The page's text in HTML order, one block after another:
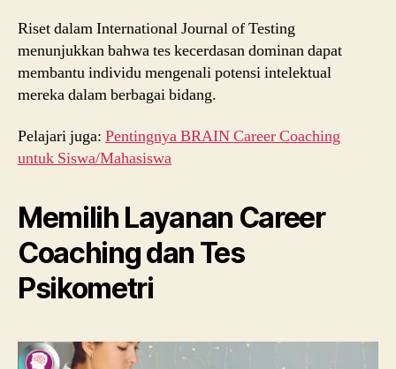
Riset dalam International Journal of Testing
menunjukkan bahwa tes kecerdasan dominan dapat
membantu individu mengenali potensi intelektual
mereka dalam berbagai bidang.
Pelajari juga: Pentingnya BRAIN Career Coaching
untuk Siswa/Mahasiswa
Memilih Layanan Career
Coaching dan Tes
Psikometri